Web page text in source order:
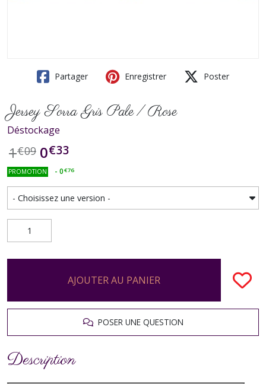
Partager Enregistrer Poster
Jersey Sorra Gris Pale / Rose
Déstockage
1€09 0€33
PROMOTION - 0€76
AJOUTER AU PANIER
POSER UNE QUESTION
Description